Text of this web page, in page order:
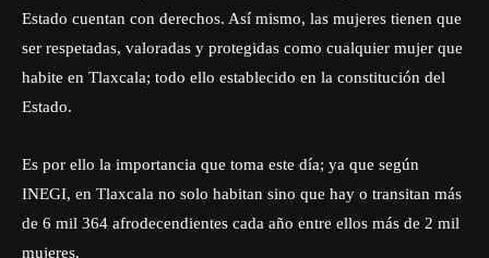
Estado cuentan con derechos. Así mismo, las mujeres tienen que
ser respetadas, valoradas y protegidas como cualquier mujer que
habite en Tlaxcala; todo ello establecido en la constitución del
Estado.
Es por ello la importancia que toma este día; ya que según
INEGI, en Tlaxcala no solo habitan sino que hay o transitan más
de 6 mil 364 afrodecendientes cada año entre ellos más de 2 mil
mujeres.